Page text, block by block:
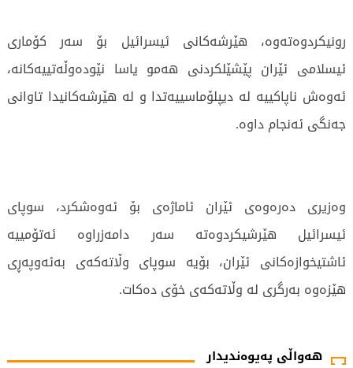
هەواڵی پەیوەندیدار
رونیكردوەتەوە، هێرشەكانی ئیسرائیل بۆ سەر كۆماری
ئیسلامی ئێران پێشێلكردنی هەمو یاسا نێودەوڵەتییەكانە،
ئەوەش ناپاكییە لە دیپلۆماسییەتدا و لە هێرشەكانیدا تاوانی
جەنگی ئەنجام داوە.
وەزیری دەرەوەی ئێران ئاماژەی بۆ ئەوەشكرد، سوپای
ئیسرائیل هێرشیكردوەتە سەر دامەزراوە ئەتۆمییە
ئاشتیخوازەكانی ئێران، بۆیە سوپای وڵاتەكەی بەئەوپەڕی
هێزەوە بەرگری لە وڵاتەكەی خۆی دەكات.